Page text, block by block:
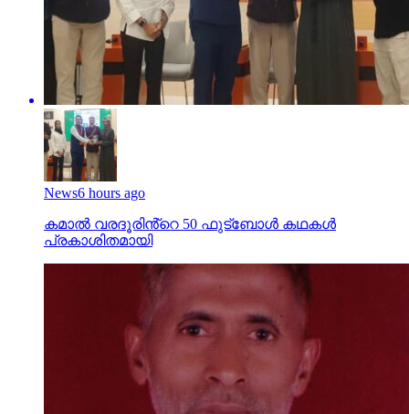
News6 hours ago
കമാൽ വരദൂരിൻ്റെ 50 ഫുട്ബോൾ കഥകൾ
പ്രകാശിതമായി